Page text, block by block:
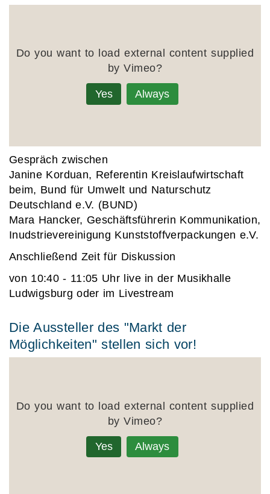
Do you want to load external content supplied
byVimeo?
Yes Always
Gespräch zwischen
Janine Korduan, Referentin Kreislaufwirtschaft
beim, Bund für Umwelt und Naturschutz
Deutschland e.V. (BUND)
Mara Hancker, Geschäftsführerin Kommunikation,
Inudstrievereinigung Kunststoffverpackungen e.V.
Anschließend Zeit für Diskussion
von 10:40 - 11:05 Uhr live in der Musikhalle
Ludwigsburg oder im Livestream
Die Aussteller des "Markt der
Möglichkeiten" stellen sich vor!
Do you want to load external content supplied
byVimeo?
Yes Always